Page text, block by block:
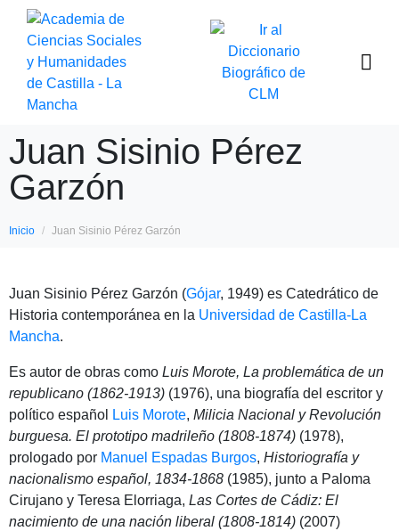
Juan Sisinio Pérez
Garzón
Inicio Juan Sisinio Pérez Garzón
Juan Sisinio Pérez Garzón (Gójar, 1949) es Catedrático de
Historia contemporánea en la Universidad de Castilla-La
Mancha.
Es autor de obras como Luis Morote, La problemática de un
republicano (1862-1913) (1976), una biografía del escritor y
político español
Luis Morote, Milicia Nacional y Revolución
burguesa. El prototipo madrileño (1808-1874) (1978),
prologado por Manuel Espadas Burgos, Historiografía y
nacionalismo español, 1834-1868 (1985), junto a Paloma
Cirujano y Teresa Elorriaga, Las Cortes de Cádiz: El
nacimiento de una nación liberal (1808-1814) (2007)